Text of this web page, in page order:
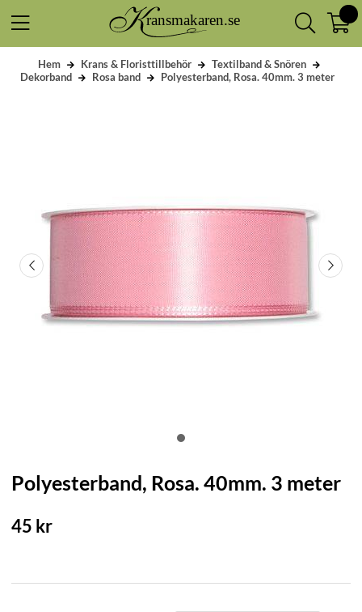
Hem Krans & Floristtillbehör
Textilband & Snören
Dekorband
Rosa band Polyesterband, Rosa. 40mm. 3 meter
Polyesterband, Rosa. 40mm. 3 meter
45 kr